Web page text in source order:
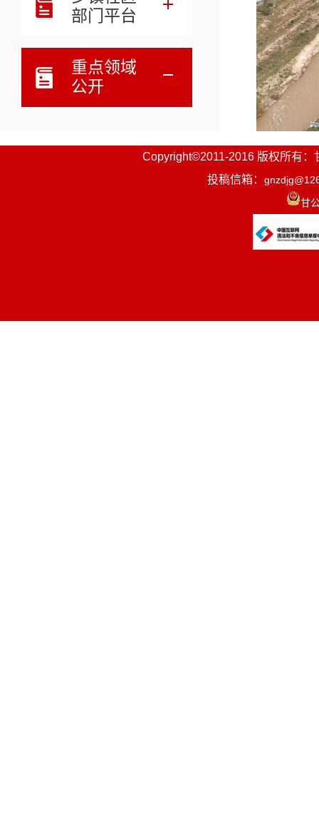
部门平台
重点领域
公开
夏河县
现代农业
Copyright©2011-2016 版权所有：
投稿信箱：
甘